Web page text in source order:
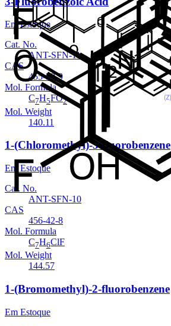
Em Estoque
Cat. No.
ANT-SFN-11
CAS
455-38-9
Mol. Formula
C7H5FO2
Mol. Weight
140.11
1-(Chloromethyl)-3-fluorobenzene
Em Estoque
Cat. No.
ANT-SFN-10
CAS
456-42-8
Mol. Formula
C7H6ClF
Mol. Weight
144.57
1-(Bromomethyl)-2-fluorobenzene
Em Estoque